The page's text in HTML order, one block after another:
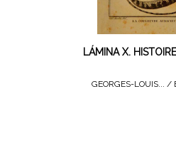
LÁMINA X.
GEORGES-LOUIS... /